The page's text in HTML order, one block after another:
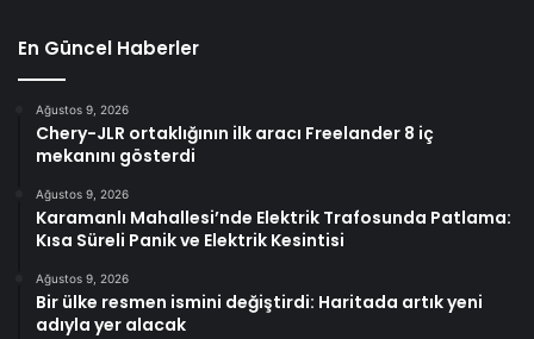
En Güncel Haberler
Ağustos 9, 2026
Chery-JLR ortaklığının ilk aracı Freelander 8 iç
mekanını gösterdi
Ağustos 9, 2026
Karamanlı Mahallesi’nde Elektrik Trafosunda Patlama:
Kısa Süreli Panik ve Elektrik Kesintisi
Ağustos 9, 2026
Bir ülke resmen ismini değiştirdi: Haritada artık yeni
adıyla yer alacak